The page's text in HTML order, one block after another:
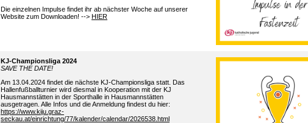
Die einzelnen Impulse findet ihr ab nächster Woche auf unserer
Website zum Downloaden! --> HIER
KJ-Championsliga 2024
SAVE THE DATE!
Am 13 04 .2024 findet die nächste KJ-Championsliga statt. Das
Hallenfußballturnier wird diesmal in Kooperation mit der KJ
Hausmannstätten in der Sporthalle in Hausmannstätten
ausgetragen. Alle Infos und die Anmeldung findest du hier:
https://www.kiju.graz-
seckau.at/einrichtung/77/kalender/calendar/2026538.html